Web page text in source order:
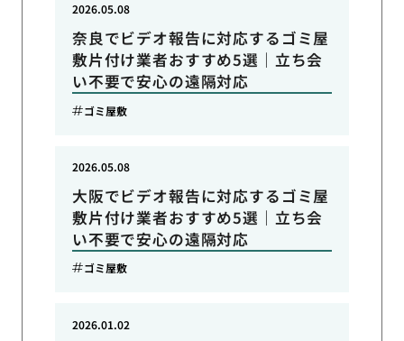
奈良でビデオ報告に対応するゴミ屋
敷片付け業者おすすめ5選｜立ち会
い不要で安心の遠隔対応
2026.05.08
ゴミ屋敷
大阪でビデオ報告に対応するゴミ屋
敷片付け業者おすすめ5選｜立ち会
い不要で安心の遠隔対応
2026.05.08
ゴミ屋敷
2026.01.02